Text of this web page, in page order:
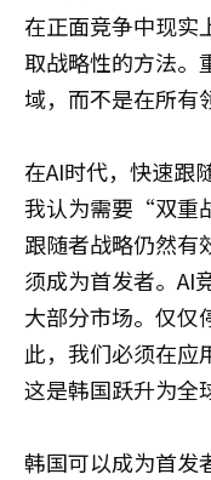
在正面竞争中现实
取战略性的方法。
域，而不是在所有
在AI时代，快速跟
我认为需要“双重
跟随者战略仍然有
须成为首发者。AI
大部分市场。仅仅
此，我们必须在应
这是韩国跃升为全
韩国可以成为首发